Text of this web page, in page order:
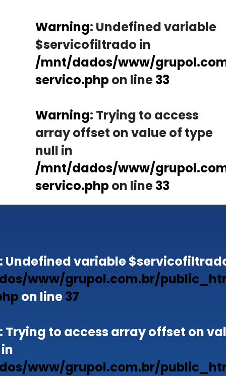
Warning: Undefined variable
$servicofiltrado in
/mnt/dados/www/
servico.phpon line33
Warning: Trying to access
array offset on value of type
null in
/mnt/dados/www/
servico.phpon line33
Undefined variable
www/grupol.com.br/
on line37
Trying to access array offset on
www/grupol.com.br/